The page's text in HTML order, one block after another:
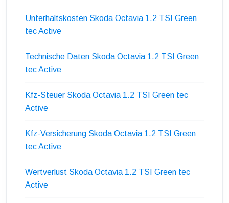
Unterhaltskosten Skoda Octavia 1.2 TSI Green
tec Active
Technische Daten Skoda Octavia 1.2 TSI Green
tec Active
Kfz-Steuer Skoda Octavia 1.2 TSI Green tec
Active
Kfz-Versicherung Skoda Octavia 1.2 TSI Green
tec Active
Wertverlust Skoda Octavia 1.2 TSI Green tec
Active